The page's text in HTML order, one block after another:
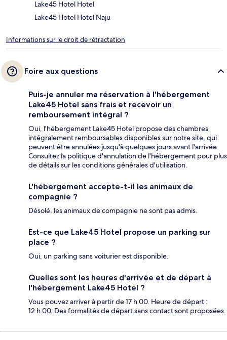
Lake45 Hotel Hotel
Lake45 Hotel Hotel Naju
Informations sur le droit de rétractation
Foire aux questions
Puis-je annuler ma réservation à l'hébergement
Lake45 Hotel sans frais et recevoir un
remboursement intégral ?
Oui, l'hébergement Lake45 Hotel propose des chambres
intégralement remboursables disponibles sur notre site, qui
peuvent être annulées jusqu'à quelques jours avant l'arrivée.
Consultez la politique d'annulation de l'hébergement pour plus
de détails sur les conditions générales d'utilisation.
L'hébergement accepte-t-il les animaux de
compagnie ?
Désolé, les animaux de compagnie ne sont pas admis.
Est-ce que Lake45 Hotel propose un parking sur
place ?
Oui, un parking sans voiturier est disponible.
Quelles sont les heures d'arrivée et de départ à
l'hébergement Lake45 Hotel ?
Vous pouvez arriver à partir de 17 h 00. Heure de départ :
12 h 00. Des formalités de départ sans contact sont proposées.